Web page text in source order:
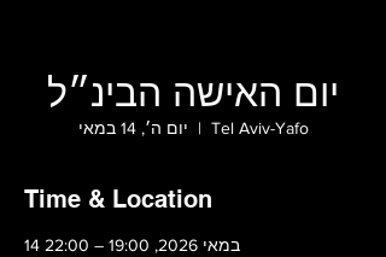
יום האישה הבינ״ל
יום ה׳, 14 במאי
  |
Tel Aviv-Yafo
Time & Location
14 במאי 2026, 19:00 – 22:00